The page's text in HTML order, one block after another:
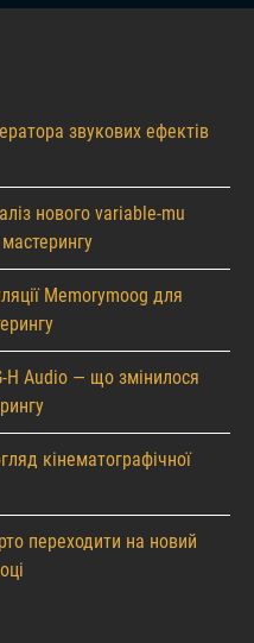
звукових ефектів
нового variable-mu
Memorymoog для
H Audio — що змінилося
кінематографічної
переходити на новий